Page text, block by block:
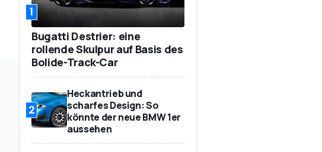
1
Bugatti Destrier: eine
rollende Skulpur auf Basis des
Bolide-Track-Car
2
Heckantrieb und
scharfes Design: So
könnte der neue BMW 1er
aussehen